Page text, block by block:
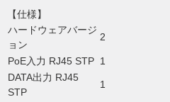
【仕様】
ハードウェアバージ
ョン
2
PoE入力 RJ45 STP 1
DATA出力 RJ45
STP
1